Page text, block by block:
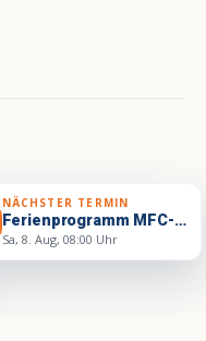
NÄCHSTER TERMIN
Sa, 8. Aug, 08:00 Uhr